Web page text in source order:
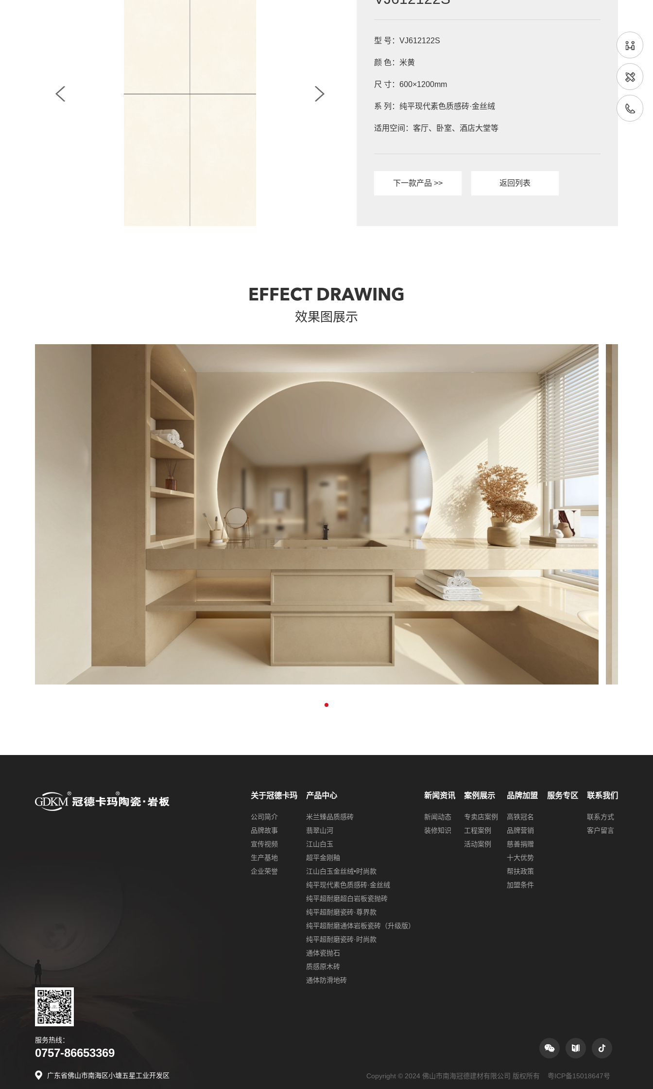
型 号：VJ612122S
颜 色：米黄
尺 寸：600×1200mm
系 列：纯平现代素色质感砖·金丝绒
适用空间：客厅、卧室、酒店大堂等
下一款产品 >> 返回列表
EFFECT DRAWING
效果图展示
服务热线：
0757-86653369
广东省佛山市南海区小塘五星工业开发区
关于冠德卡玛
公司简介
品牌故事
宣传视频
生产基地
企业荣誉
产品中心
米兰臻品质感砖
翡翠山河
江山白玉
超平金刚釉
江山白玉金丝绒•时尚款
纯平现代素色质感砖·金丝绒
纯平超耐磨超白岩板瓷抛砖
纯平超耐磨瓷砖·尊界款
纯平超耐磨通体岩板瓷砖（升级版）
纯平超耐磨瓷砖·时尚款
通体瓷抛石
质感原木砖
通体防滑地砖
新闻资讯
新闻动态
装修知识
案例展示
专卖店案例
工程案例
活动案例
品牌加盟
高铁冠名
品牌营销
慈善捐赠
十大优势
帮扶政策
加盟条件
服务专区 联系我们
联系方式
客户留言
Copyright © 2024 佛山市南海冠德建材有限公司 版权所有 粤ICP备15018647号